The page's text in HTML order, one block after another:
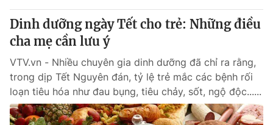
Chuyên mục
Chính trị
Xã hội
Pháp luật
Dinh dưỡng ngày Tết cho trẻ: Những điều
cha mẹ cần lưu ý
VTV.vn - Nhiều chuyên gia dinh dưỡng đã chỉ ra rằng,
trong dịp Tết Nguyên đán, tỷ lệ trẻ mắc các bệnh rối
loạn tiêu hóa như đau bụng, tiêu chảy, sốt, ngộ độc......